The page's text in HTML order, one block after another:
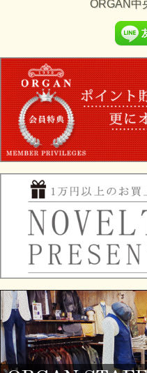
ORGAN中